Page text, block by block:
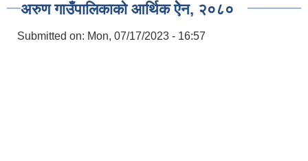
अरुण गाउँपालिकाको आर्थिक ऐेन, २०८०
Submitted on: Mon, 07/17/2023 - 16:57